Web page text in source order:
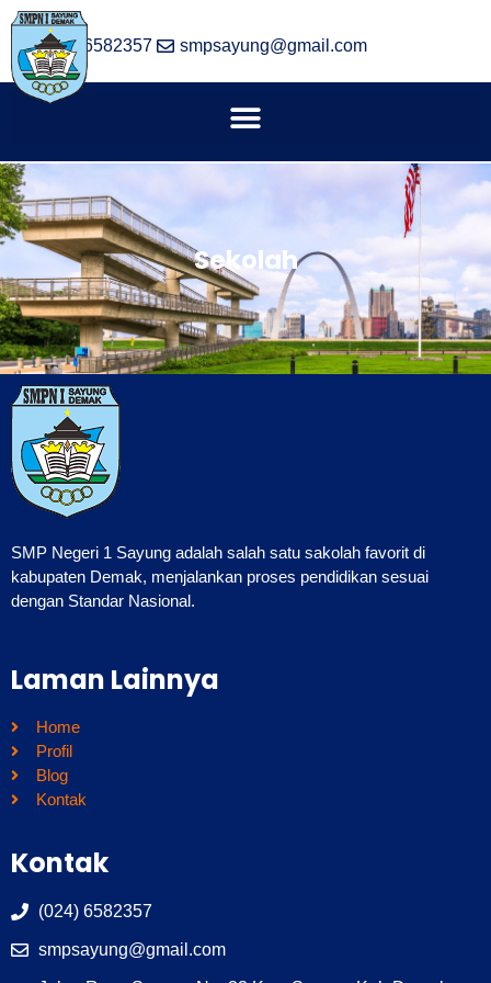
(024) 6582357 smpsayung@gmail.com
Sekolah
SMP Negeri 1 Sayung adalah salah satu sakolah favorit di
kabupaten Demak, menjalankan proses pendidikan sesuai
dengan Standar Nasional.
Laman Lainnya
Home
Profil
Blog
Kontak
Kontak
(024) 6582357
smpsayung@gmail.com